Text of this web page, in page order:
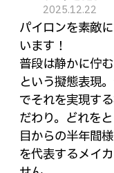
2025.12.22
パイロンを素敵
います！
普段は静かに佇
という擬態表現
でそれを実現す
だわり。どれを
目からの半年間
を代表するメイ